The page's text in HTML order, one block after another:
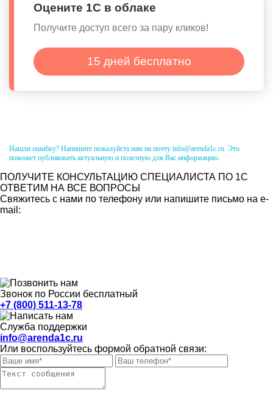
Оцените 1С в облаке
Получите доступ всего за пару кликов!
15 дней бесплатно
Нашли ошибку? Напишите пожалуйста нам на почту info@arenda1c.ru. Это
поможет публиковать актуальную и полезную для Вас информацию.
ПОЛУЧИТЕ КОНСУЛЬТАЦИЮ СПЕЦИАЛИСТА ПО 1С
ОТВЕТИМ НА ВСЕ ВОПРОСЫ
Свяжитесь с нами по телефону или напишите письмо на e-
mail:
Звонок по России бесплатный
+7 (800) 511-13-78
Служба поддержки
info@arenda1c.ru
Или воспользуйтесь формой обратной связи: